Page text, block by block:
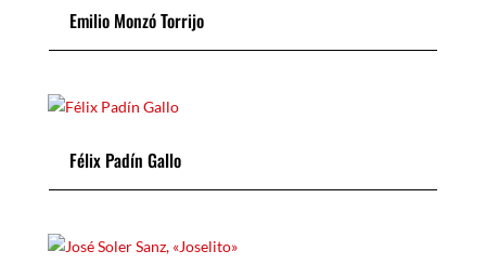
Emilio Monzó Torrijo
Félix Padín Gallo